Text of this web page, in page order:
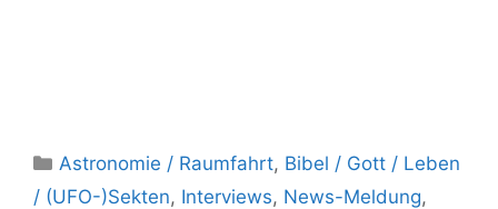
Kategorien
Astronomie / Raumfahrt, Bibel / Gott / Leben
/ (UFO-)Sekten, Interviews, News-Meldung,